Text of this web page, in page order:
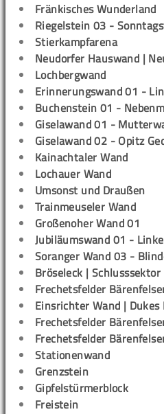
Fränkisches Wunderland
Riegelstein 03 -
Stierkampfarena
Neudorfer Hauswand |
Lochbergwand
Erinnerungswand 01 -
Buchenstein 01 -
Giselawand 01 -
Giselawand 02 - Opitz
Kainachtaler Wand
Lochauer Wand
Umsonst und Draußen
Trainmeuseler Wand
Großenoher Wand 01
Jubiläumswand 01 -
Soranger Wand 03 -
Bröseleck | Schlusssektor
Frechetsfelder
Einsrichter Wand | Dukes
Frechetsfelder
Frechetsfelder
Stationenwand
Grenzstein
Gipfelstürmerblock
Freistein